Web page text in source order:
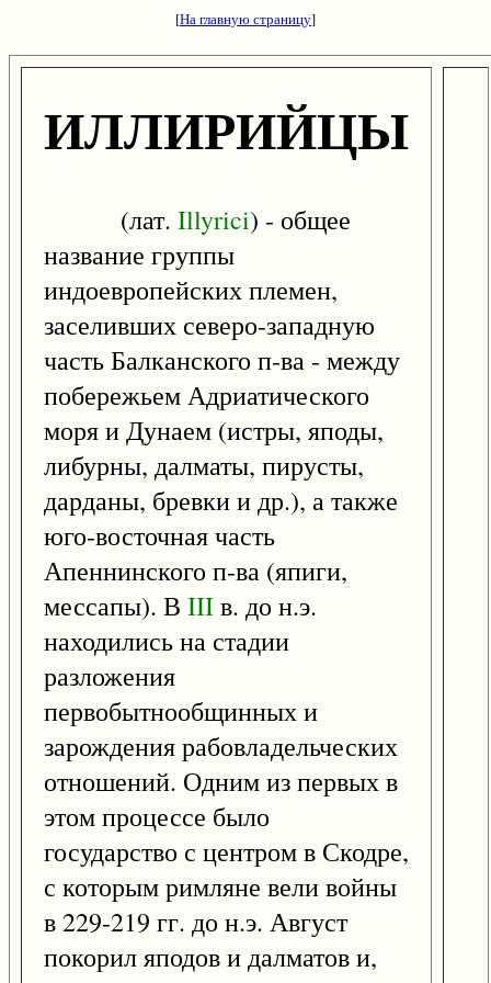
[На главную страницу]
ИЛЛИРИЙЦЫ
(лат. Illyrici) - общее
название группы
индоевропейских племен,
заселивших северо-западную
часть Балканского п-ва - между
побережьем Адриатического
моря и Дунаем (истры, яподы,
либурны, далматы, пирусты,
дарданы, бревки и др.), а также
юго-восточная часть
Апеннинского п-ва (япиги,
мессапы). В IIIв. до н.э.
находились на стадии
разложения
первобытнообщинных и
зарождения рабовладельческих
отношений. Одним из первых в
этом процессе было
государство с центром в Скодре,
с которым римляне вели войны
в 229-219 гг. до н.э. Август
покорил яподов и далматов и,